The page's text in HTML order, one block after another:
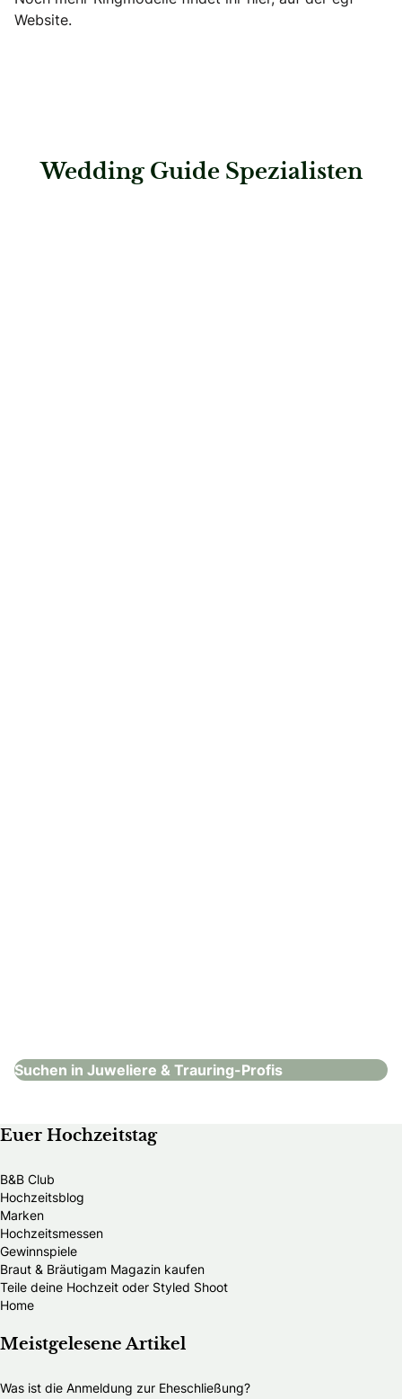
Website.
Wedding Guide Spezialisten
Suchen in Juweliere & Trauring-Profis
Euer Hochzeitstag
B&B Club
Hochzeitsblog
Marken
Hochzeitsmessen
Gewinnspiele
Braut & Bräutigam Magazin kaufen
Teile deine Hochzeit oder Styled Shoot
Home
Meistgelesene Artikel
Was ist die Anmeldung zur Eheschließung?